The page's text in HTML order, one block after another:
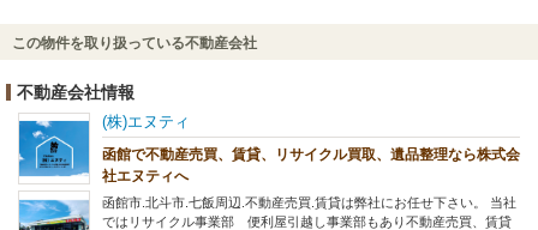
この物件を取り扱っている不動産会社
不動産会社情報
(株)エヌティ
函館で不動産売買、賃貸、リサイクル買取、遺品整理なら株式会
社エヌティへ
函館市.北斗市.七飯周辺.不動産売買.賃貸は弊社にお任せ下さい。 当社
ではリサイクル事業部 便利屋引越し事業部もあり不動産売買、賃貸